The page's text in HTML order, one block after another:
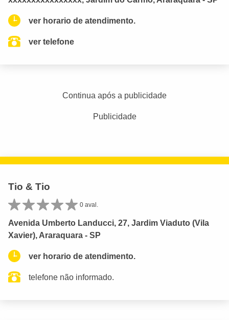
ver horario de atendimento.
ver telefone
Continua após a publicidade
Publicidade
Tio & Tio
0 aval.
Avenida Umberto Landucci, 27, Jardim Viaduto (Vila
Xavier), Araraquara - SP
ver horario de atendimento.
telefone não informado.